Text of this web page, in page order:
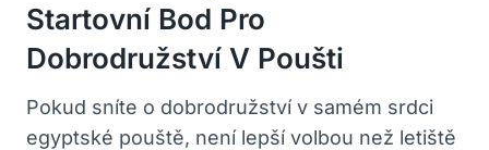
Startovní Bod Pro
Dobrodružství V Poušti
Pokud sníte o dobrodružství v samém ⁢srdci
egyptské pouště, ‍není lepší volbou než letiště⁤